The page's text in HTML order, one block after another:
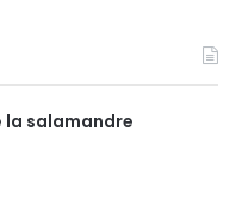
la salamandre